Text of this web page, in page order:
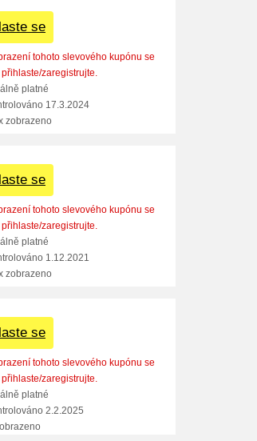
se
tohoto slevového kupónu se
zaregistrujte.
platné
17.3.2024
zobrazeno
se
tohoto slevového kupónu se
zaregistrujte.
platné
1.12.2021
zobrazeno
se
tohoto slevového kupónu se
zaregistrujte.
platné
2.2.2025